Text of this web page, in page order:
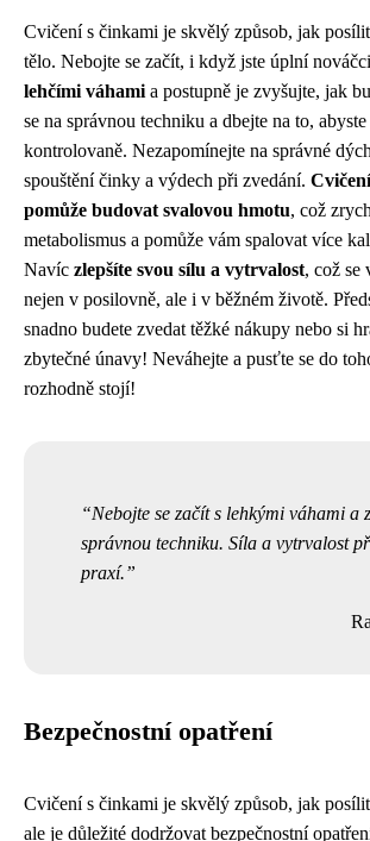
Cvičení s činkami je skvělý způsob, jak
tělo. Nebojte se začít, i když jste úplní
lehčími váhami a postupně je zvyšujte, jak
se na správnou techniku a dbejte na to,
kontrolovaně. Nezapomínejte na správné
spouštění činky a výdech při zvedání.
pomůže budovat svalovou hmotu, což
metabolismus a pomůže vám spalovat více
Navíc zlepšíte svou sílu a vytrvalost, což se
nejen v posilovně, ale i v běžném životě.
snadno budete zvedat těžké nákupy nebo si
zbytečné únavy! Neváhejte a pusťte se do
rozhodně stojí!
Nebojte se začít s lehkými váhami a
správnou techniku. Síla a vytrvalost
praxí.
Bezpečnostní opatření
Cvičení s činkami je skvělý způsob, jak
ale je důležité dodržovat bezpečnostní